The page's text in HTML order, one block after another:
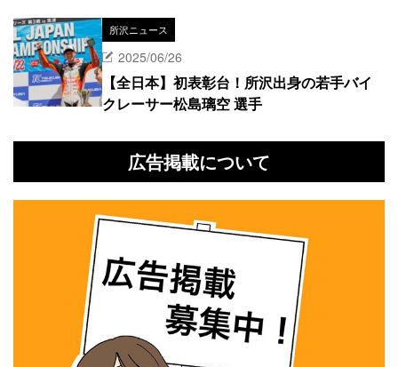
所沢ニュース
2025/06/26
【全日本】初表彰台！所沢出身の若手バイ
クレーサー松島璃空 選手
広告掲載について